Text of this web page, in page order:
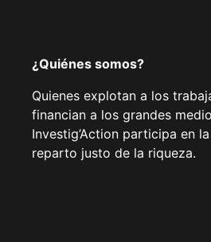
¿Quiénes somos?
Quienes explotan a los
financian a los grandes
Investig’Action participa en
reparto justo de la riqueza.